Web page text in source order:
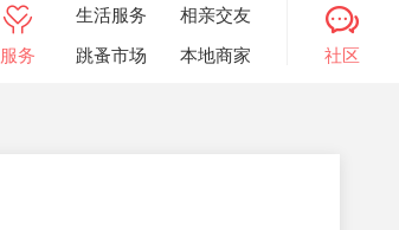
服务
生活服务
相亲交友
跳蚤市场
本地商家 社区